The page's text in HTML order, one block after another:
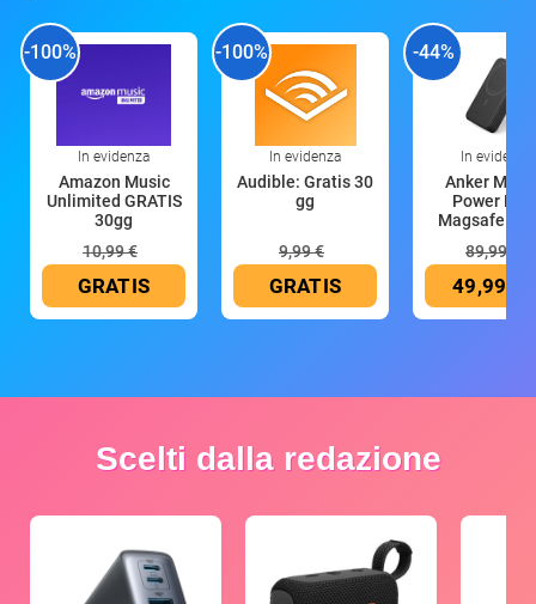
-100%
In evidenza
Amazon Music
Unlimited GRATIS
30gg
10,99 €
GRATIS
-100%
In evidenza
Audible: Gratis 30
gg
9,99 €
GRATIS
-44%
In evidenza
Anker
Power
Magsafe
89,99 €
49,99 €
Scelti dalla redazione